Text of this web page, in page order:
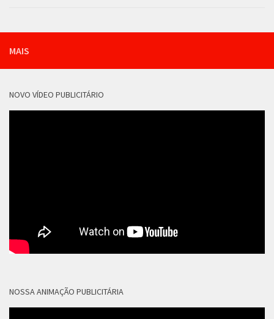
MAIS
NOVO VÍDEO PUBLICITÁRIO
NOSSA ANIMAÇÃO PUBLICITÁRIA